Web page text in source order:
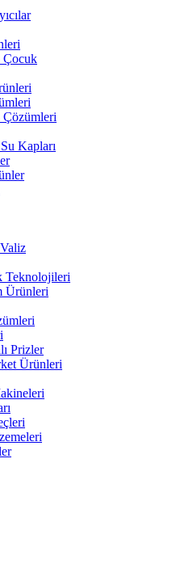
Çocuk
Çözümleri
Kapları
Teknolojileri
Ürünleri
Prizler
Ürünleri